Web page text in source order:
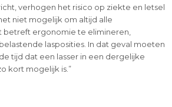
verhogen het risico op ziekte en letsel
niet mogelijk om altijd alle
betreft ergonomie te elimineren,
lasposities. In dat geval moeten
tijd dat een lasser in een dergelijke
kort mogelijk is.”